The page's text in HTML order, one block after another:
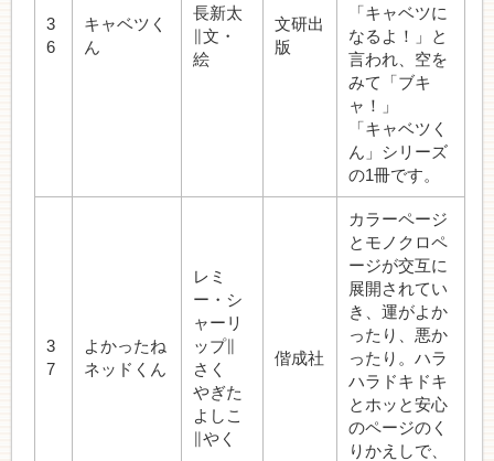
3
6
キャベツく
ん
長新太
∥文・
絵
文研出
版
「キャベツに
なるよ！」と
言われ、空を
みて「ブキ
ャ！」
「キャベツく
ん」シリーズ
の1冊です。
3
7
よかったね
ネッドくん
レミ
ー・シ
ャーリ
ップ∥
さく
やぎた
よしこ
∥やく
偕成社
カラーページ
とモノクロペ
ージが交互に
展開されてい
き、運がよか
ったり、悪か
ったり。ハラ
ハラドキドキ
とホッと安心
のページのく
りかえしで、